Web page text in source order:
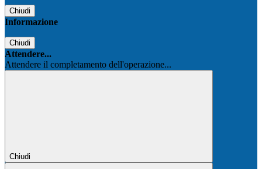
Chiudi
Informazione
Chiudi
Attendere...
Attendere il completamento dell'operazione...
Chiudi